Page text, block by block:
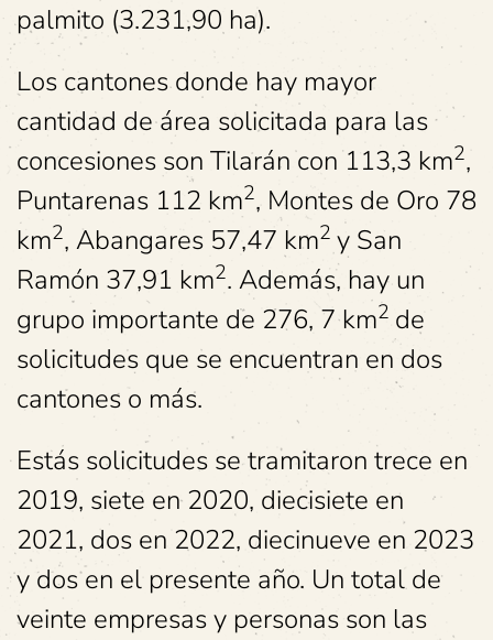
palmito (3.231,90 ha).
Los cantones donde hay mayor
cantidad de área solicitada para las
concesiones son Tilarán con 113,3 km2,
Puntarenas 112 km2, Montes de Oro 78
km2, Abangares 57,47 km2 y San
Ramón 37,91 km2. Además, hay un
grupo importante de 276, 7 km2 de
solicitudes que se encuentran en dos
cantones o más.
Estás solicitudes se tramitaron trece en
2019, siete en 2020, diecisiete en
2021, dos en 2022, diecinueve en 2023
y dos en el presente año. Un total de
veinte empresas y personas son las